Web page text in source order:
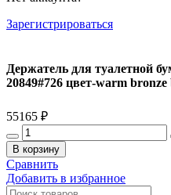
Зарегистрироваться
Держатель для туалетной
20849#726 цвет-warm
55165 ₽
Количество
товара
Держатель
для
туалетной
В корзину
Сравнить
Добавить в избранное